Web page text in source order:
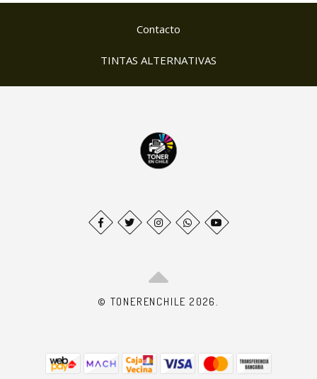
Contacto
TINTAS ALTERNATIVAS
© TONERENCHILE 2026.